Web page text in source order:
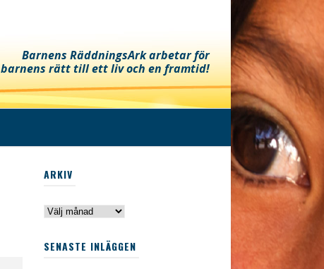
Barnens RäddningsArk arbetar för
barnens rätt till ett liv och en framtid!
ARKIV
Arkiv
SENASTE INLÄGGEN